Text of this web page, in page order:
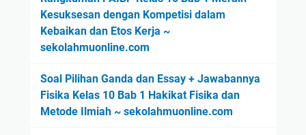
a
w
a
a
n
n
Kesuksesan dengan Kompetisi dalam
Kebaikan dan Etos Kerja ~
sekolahmuonline.com
Soal Pilihan Ganda dan Essay + Jawabannya
Fisika Kelas 10 Bab 1 Hakikat Fisika dan
Metode Ilmiah ~ sekolahmuonline.com